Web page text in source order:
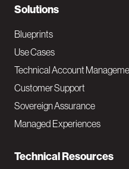
N
a
v
M
a
i
Solutions
Blueprints
Use Cases
Technical Account
Customer Support
Sovereign Assurance
Managed Experiences
Technical Resources